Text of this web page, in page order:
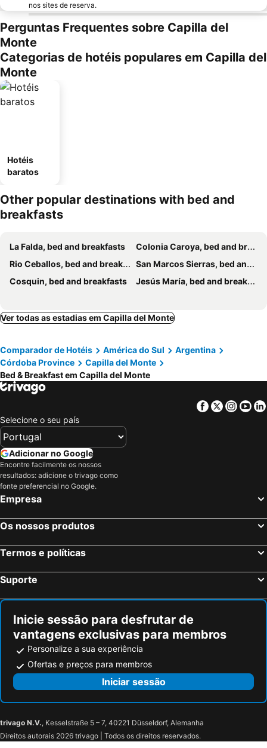
nos sites de reserva.
Perguntas Frequentes sobre Capilla del
Monte
Categorias de hotéis populares em Capilla del
Monte
Hotéis
baratos
Other popular destinations with bed and
breakfasts
La Falda, bed and breakfasts
Colonia Caroya, bed and breakfasts
Rio Ceballos, bed and breakfasts
San Marcos Sierras, bed and breakfasts
Cosquin, bed and breakfasts
Jesús María, bed and breakfasts
Ver todas as estadias em Capilla del Monte
Comparador de Hotéis América do Sul
Argentina
Córdoba Province
Capilla del Monte
Bed & Breakfast em Capilla del Monte
Facebook
Twitter
Selecione o seu país
Adicionar no Google
Encontre facilmente os nossos
resultados: adicione o trivago como
fonte preferencial no Google.
Empresa
Os nossos produtos
Termos e políticas
Suporte
Inicie sessão para desfrutar de
vantagens exclusivas para membros
Personalize a sua experiência
Ofertas e preços para membros
Iniciar sessão
trivago N.V., Kesselstraße 5 – 7, 40221 Düsseldorf, Alemanha
Direitos autorais 2026 trivago | Todos os direitos reservados.